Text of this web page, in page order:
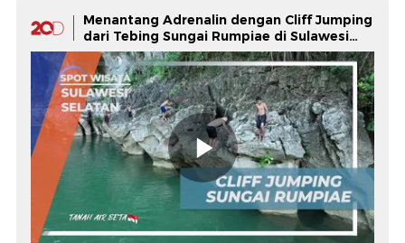
Menantang Adrenalin dengan Cliff Jumping
dari Tebing Sungai Rumpiae di Sulawesi
Selatan